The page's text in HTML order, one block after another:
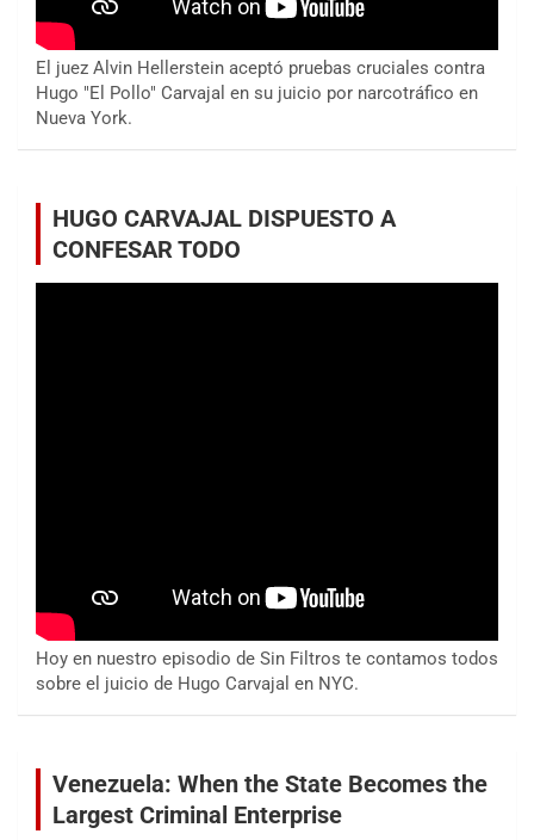
El juez Alvin Hellerstein aceptó pruebas cruciales contra
Hugo "El Pollo" Carvajal en su juicio por narcotráfico en
Nueva York.
HUGO CARVAJAL DISPUESTO A
CONFESAR TODO
Hoy en nuestro episodio de Sin Filtros te contamos todos
sobre el juicio de Hugo Carvajal en NYC.
Venezuela: When the State Becomes the
Largest Criminal Enterprise